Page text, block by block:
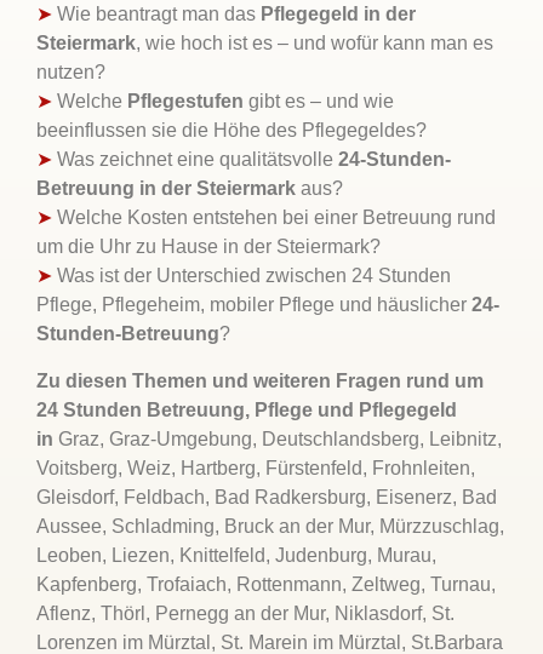
➤ Wie beantragt man das Pflegegeld in der
Steiermark, wie hoch ist es – und wofür kann man es
nutzen?
➤ Welche Pflegestufen gibt es – und wie
beeinflussen sie die Höhe des Pflegegeldes?
➤ Was zeichnet eine qualitätsvolle 24-Stunden-
Betreuung in der Steiermark aus?
➤ Welche Kosten entstehen bei einer Betreuung rund
um die Uhr zu Hause in der Steiermark?
➤ Was ist der Unterschied zwischen 24 Stunden
Pflege, Pflegeheim, mobiler Pflege und häuslicher 24-
Stunden-Betreuung?
Zu diesen Themen und weiteren Fragen rund um
24 Stunden Betreuung, Pflege und Pflegegeld
in Graz, Graz-Umgebung, Deutschlandsberg, Leibnitz,
Voitsberg, Weiz, Hartberg, Fürstenfeld, Frohnleiten,
Gleisdorf, Feldbach, Bad Radkersburg, Eisenerz, Bad
Aussee, Schladming, Bruck an der Mur, Mürzzuschlag,
Leoben, Liezen, Knittelfeld, Judenburg, Murau,
Kapfenberg, Trofaiach, Rottenmann, Zeltweg, Turnau,
Aflenz, Thörl, Pernegg an der Mur, Niklasdorf, St.
Lorenzen im Mürztal, St. Marein im Mürztal, St.Barbara